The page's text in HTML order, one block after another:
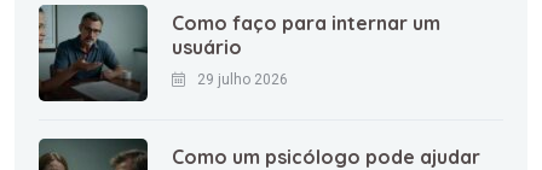
Como faço para internar um
usuário
29 julho 2026
Como um psicólogo pode ajudar